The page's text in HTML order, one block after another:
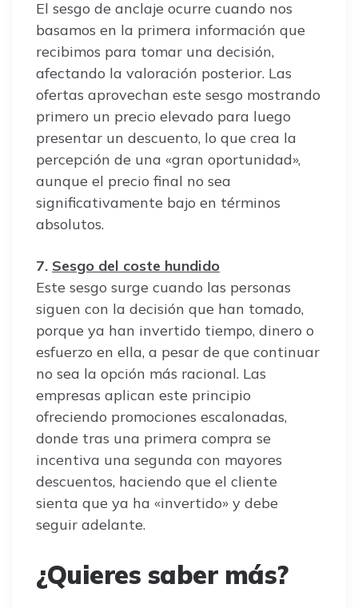
El sesgo de anclaje ocurre cuando nos
basamos en la primera información que
recibimos para tomar una decisión,
afectando la valoración posterior. Las
ofertas aprovechan este sesgo mostrando
primero un precio elevado para luego
presentar un descuento, lo que crea la
percepción de una «gran oportunidad»,
aunque el precio final no sea
significativamente bajo en términos
absolutos.
7. Sesgo del coste hundido
Este sesgo surge cuando las personas
siguen con la decisión que han tomado,
porque ya han invertido tiempo, dinero o
esfuerzo en ella, a pesar de que continuar
no sea la opción más racional. Las
empresas aplican este principio
ofreciendo promociones escalonadas,
donde tras una primera compra se
incentiva una segunda con mayores
descuentos, haciendo que el cliente
sienta que ya ha «invertido» y debe
seguir adelante.
¿Quieres saber más?